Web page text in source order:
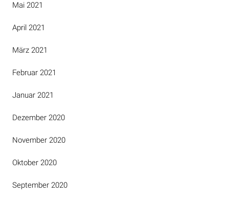
Mai 2021
April 2021
März 2021
Februar 2021
Januar 2021
Dezember 2020
November 2020
Oktober 2020
September 2020